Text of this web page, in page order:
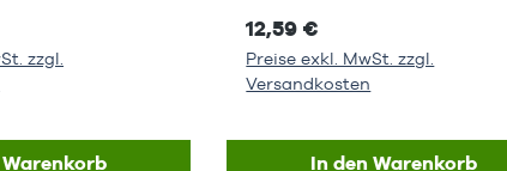
zzgl.
12,59 €
Preise exkl. MwSt. zzgl.
Versandkosten
In den Warenkorb